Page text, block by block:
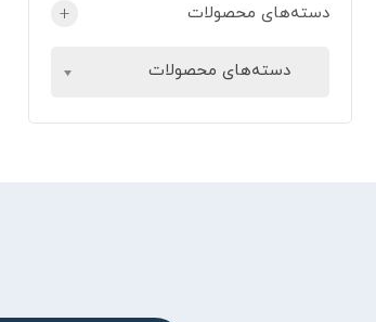
دسته‌های محصولات +
دسته‌های محصولات